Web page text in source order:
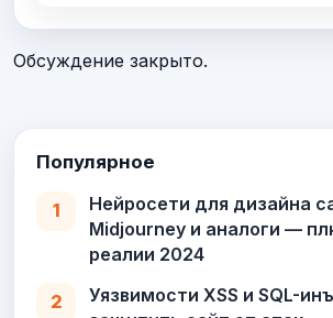
три основных способа добавить
через готовые сервисы, используя
технических возможностей,
дизайну и производительности.
Обсуждение закрыто.
Популярное
1
Нейросети для дизайна
Midjourney и аналоги —
реалии 2024
2
Уязвимости XSS и SQL-